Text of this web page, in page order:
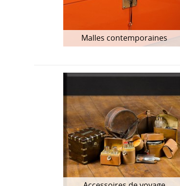
Malles contemporaines